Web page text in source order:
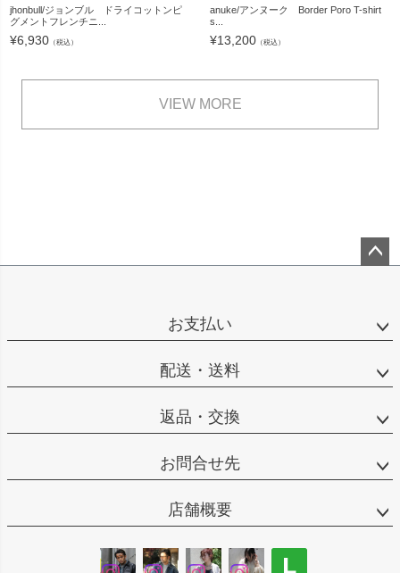
jhonbull/ジョンブル ドライコットンピ
グメントフレンチニ...
¥6,930 （税込）
anuke/アンヌーク Border Poro T-shirt
s...
¥13,200 （税込）
VIEW MORE
お支払い
配送・送料
返品・交換
お問合せ先
店舗概要